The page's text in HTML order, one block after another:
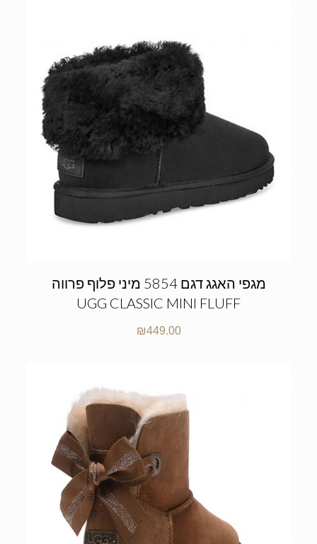
מגפי האגג דגם 5854 מיני פלוף פרווה
UGG CLASSIC MINI FLUFF
₪449.00